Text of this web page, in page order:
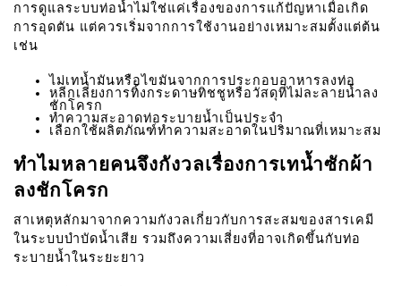
การดูแลระบบท่อน้ำไม่ใช่แค่เรื่องของการแก้ปัญหาเมื่อเกิด
การอุดตัน แต่ควรเริ่มจากการใช้งานอย่างเหมาะสมตั้งแต่ต้น
เช่น
ไม่เทน้ำมันหรือไขมันจากการประกอบอาหารลงท่อ
หลีกเลี่ยงการทิ้งกระดาษทิชชูหรือวัสดุที่ไม่ละลายน้ำลง
ชักโครก
ทำความสะอาดท่อระบายน้ำเป็นประจำ
เลือกใช้ผลิตภัณฑ์ทำความสะอาดในปริมาณที่เหมาะสม
ทำไมหลายคนจึงกังวลเรื่องการเทน้ำซักผ้า
ลงชักโครก
สาเหตุหลักมาจากความกังวลเกี่ยวกับการสะสมของสารเคมี
ในระบบบำบัดน้ำเสีย รวมถึงความเสี่ยงที่อาจเกิดขึ้นกับท่อ
ระบายน้ำในระยะยาว